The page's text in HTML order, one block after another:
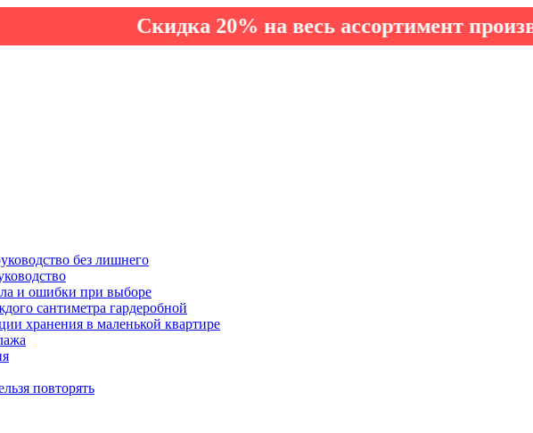
Скидка 20% на весь ассортимент
без лишнего
и ошибки при выборе
сантиметра гардеробной
хранения в маленькой квартире
повторять